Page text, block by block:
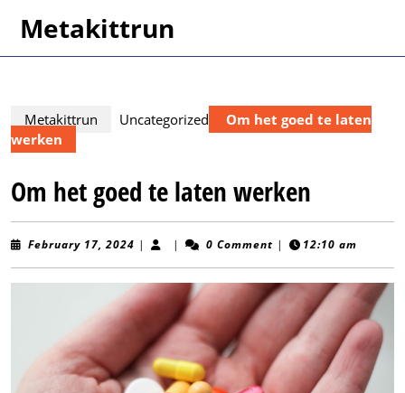
Metakittrun
Metakittrun Uncategorized
Om het goed te laten
werken
Om het goed te laten werken
February 17, 2024 February
| | 0 Comment | 12:10 am